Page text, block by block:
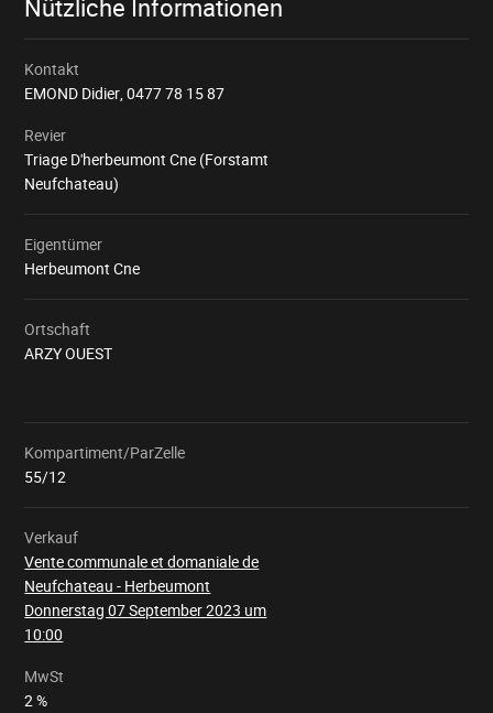
Nützliche Informationen
Kontakt
EMOND Didier,0477 78 15 87
Revier
Triage D'herbeumont Cne (Forstamt
Neufchateau)
Eigentümer
Herbeumont Cne
Ortschaft
ARZY OUEST
Kompartiment/ParZelle
55/12
Verkauf
Vente communale et domaniale de
Neufchateau - Herbeumont
Donnerstag 07 September 2023 um
10:00
Wird
MwSt
2 %